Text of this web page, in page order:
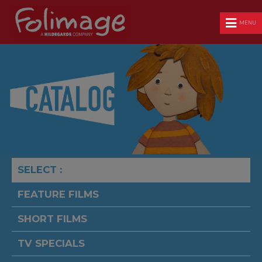
MENU
SELECT :
FEATURE FILMS
SHORT FILMS
TV SPECIALS